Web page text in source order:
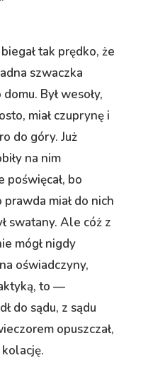
tak prędko, że
szwaczka
Był wesoły,
miał czuprynę i
do góry. Już
na nim
poświęcał, bo
miał do nich
swatany. Ale cóż z
mógł nigdy
oświadczyny,
to —
do sądu, z sądu
opuszczał,